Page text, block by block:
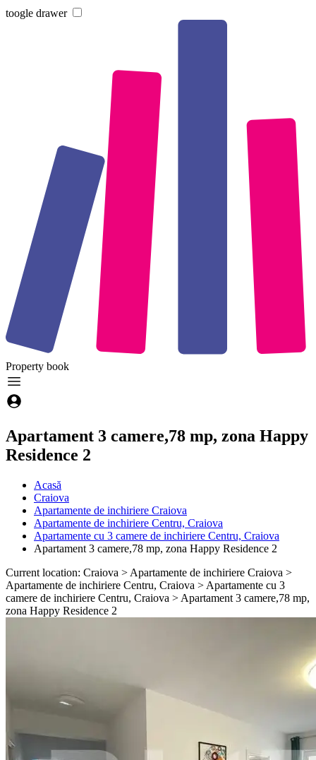
toogle drawer
Property book
Apartament 3 camere,78 mp, zona Happy
Residence 2
Acasă
Craiova
Apartamente de inchiriere Craiova
Apartamente de inchiriere Centru, Craiova
Apartamente cu 3 camere de inchiriere Centru, Craiova
Apartament 3 camere,78 mp, zona Happy Residence 2
Current location: Craiova > Apartamente de inchiriere Craiova >
Apartamente de inchiriere Centru, Craiova > Apartamente cu 3
camere de inchiriere Centru, Craiova > Apartament 3 camere,78 mp,
zona Happy Residence 2